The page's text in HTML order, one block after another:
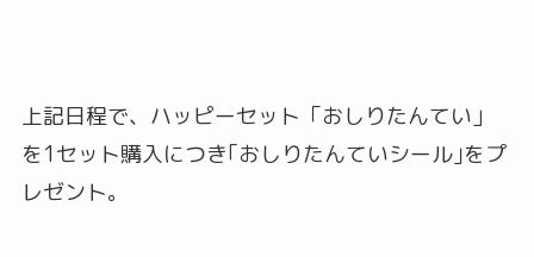
上記日程で、ハッピーセット「おしりたんてい」
を1セット購入につき｢おしりたんていシール｣をプ
レゼント。